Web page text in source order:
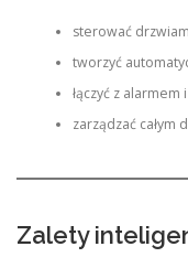
sterować
tworzyć
łączyć z
zarządzać całym
Zalety